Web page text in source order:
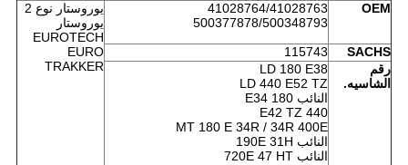
OEM
41028764/41028763
500377878/500348793
يوروستار نوع 2
يوروستار
EUROTECH
EURO
TRAKKER
SACHS
115743
رقم
الشاسيه.
LD 180 E38
LD 440 E52 TZ
النائب 180 E34
440 E42 TZ
MT 180 E 34R / 34R 400E
النائب 190E 31H
النائب 720E 47 HT